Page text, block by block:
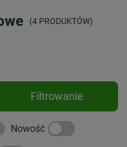
(4 PRODUKTÓW)
Filtrowanie
Nowość